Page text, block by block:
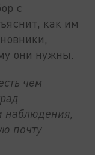
с
как им
они нужны.
чем
наблюдения,
почту